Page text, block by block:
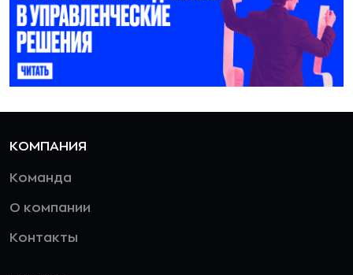
КОМПАНИЯ
Команда
О компании
Контакты